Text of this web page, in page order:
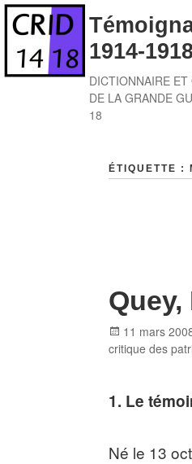
Skip
content
1914-
DICTIONNAIRE
DE LA GRANDE
18
ÉTIQUETTE :
Quey,
Posted
on
11 mars
critique des
1. Le
Né le 13